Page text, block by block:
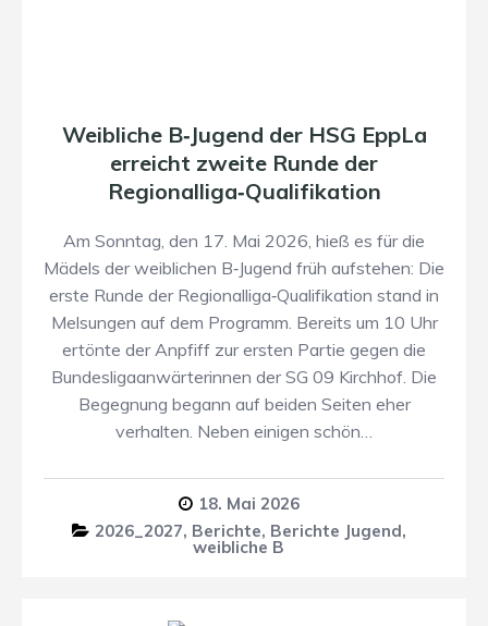
Weibliche B‑Jugend der HSG EppLa
erreicht zweite Runde der
Regionalliga‑Qualifikation
Am Sonntag, den 17. Mai 2026, hieß es für die
Mädels der weiblichen B‑Jugend früh aufstehen: Die
erste Runde der Regionalliga‑Qualifikation stand in
Melsungen auf dem Programm. Bereits um 10 Uhr
ertönte der Anpfiff zur ersten Partie gegen die
Bundesligaanwärterinnen der SG 09 Kirchhof. Die
Begegnung begann auf beiden Seiten eher
verhalten. Neben einigen schön…
18. Mai 2026
2026_2027, Berichte, Berichte Jugend,
weibliche B